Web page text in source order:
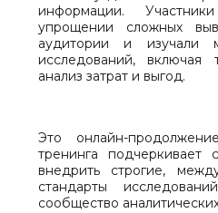
информации.
упрощении сложных
аудитории и изучали
исследований,
анализ затрат и выгод.
Это онлайн-
тренинга подчеркивает
внедрить строгие,
стандарты
сообщество